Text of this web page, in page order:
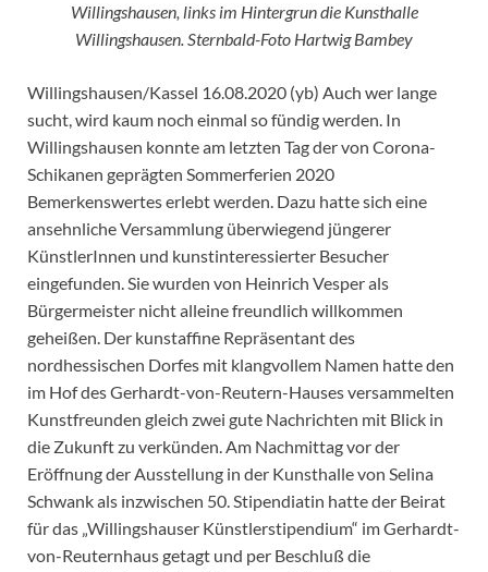
Willingshausen, links im Hintergrun die Kunsthalle
Willingshausen. Sternbald-Foto Hartwig Bambey
Willingshausen/Kassel 16.08.2020 (yb) Auch wer lange
sucht, wird kaum noch einmal so fündig werden. In
Willingshausen konnte am letzten Tag der von Corona-
Schikanen geprägten Sommerferien 2020
Bemerkenswertes erlebt werden. Dazu hatte sich eine
ansehnliche Versammlung überwiegend jüngerer
KünstlerInnen und kunstinteressierter Besucher
eingefunden. Sie wurden von Heinrich Vesper als
Bürgermeister nicht alleine freundlich willkommen
geheißen. Der kunstaffine Repräsentant des
nordhessischen Dorfes mit klangvollem Namen hatte den
im Hof des Gerhardt-von-Reutern-Hauses versammelten
Kunstfreunden gleich zwei gute Nachrichten mit Blick in
die Zukunft zu verkünden. Am Nachmittag vor der
Eröffnung der Ausstellung in der Kunsthalle von Selina
Schwank als inzwischen 50. Stipendiatin hatte der Beirat
für das „Willingshauser Künstlerstipendium“ im Gerhardt-
von-Reuternhaus getagt und per Beschluß die